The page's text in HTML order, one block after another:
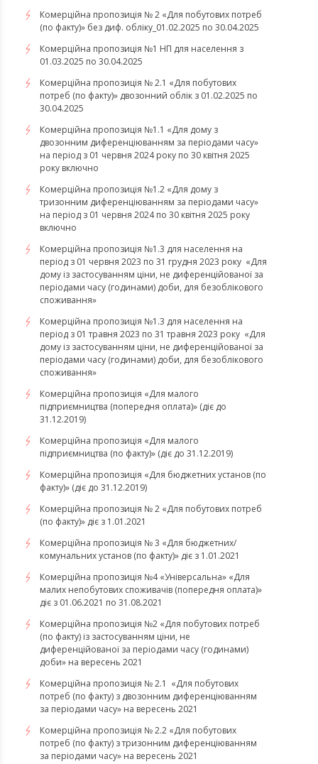
Комерційна пропозиція № 2 «Для побутових потреб
(по факту)» без диф. обліку_01.02.2025 по 30.04.2025
Комерційна пропозиція №1 НП для населення з
01.03.2025 по 30.04.2025
Комерційна пропозиція № 2.1 «Для побутових
потреб (по факту)» двозонний облік з 01.02.2025 по
30.04.2025
Комерційна пропозиція №1.1 «Для дому з
двозонним диференціюванням за періодами часу»
на період з 01 червня 2024 року по 30 квітня 2025
року включно
Комерційна пропозиція №1.2 «Для дому з
тризонним диференціюванням за періодами часу»
на період з 01 червня 2024 по 30 квітня 2025 року
включно
​​​​​​​Комерційна пропозиція №1.3 для населення на
період з 01 червня 2023 по 31 грудня 2023 року «Для
дому із застосуванням ціни, не диференційованої за
періодами часу (годинами) доби, для безоблікового
споживання»
​​​​​​​Комерційна пропозиція №1.3 для населення на
період з 01 травня 2023 по 31 травня 2023 року «Для
дому із застосуванням ціни, не диференційованої за
періодами часу (годинами) доби, для безоблікового
споживання»
Комерційна пропозиція «Для малого
підприємництва (попередня оплата)» (діє до
31.12.2019)
Комерційна пропозиція «Для малого
підприємництва (по факту)» (діє до 31.12.2019)
Комерційна пропозиція «Для бюджетних установ (по
факту)» (діє до 31.12.2019)
Комерційна пропозиція № 2 «Для побутових потреб
(по факту)» діє з 1.01.2021
Комерційна пропозиція № 3 «Для бюджетних/
комунальних установ (по факту)» діє з 1.01.2021
Комерційна пропозиція №4 «Універсальна» «Для
малих непобутових споживачів (попередня оплата)»
діє з 01.06.2021 по 31.08.2021
Комерційна пропозиція №2 «Для побутових потреб
(по факту) із застосуванням ціни, не
диференційованої за періодами часу (годинами)
доби» на вересень 2021
Комерційна пропозиція № 2.1 «Для побутових
потреб (по факту) з двозонним диференціюванням
за періодами часу» на вересень 2021
Комерційна пропозиція № 2.2 «Для побутових
потреб (по факту) з тризонним диференціюванням
за періодами часу» на вересень 2021